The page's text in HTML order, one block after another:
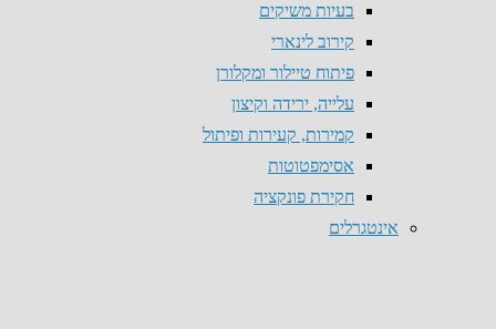
בעיות משיקים
קירוב לינארי
פיתוח טיילור ומקלורן
עלייה, ירידה וקיצון
קמירות, קעירות ופיתול
אסימפטוטות
חקירת פונקציה
אינטגרלים